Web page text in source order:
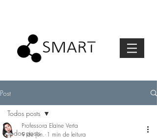
Post
Todos posts
Todos posts
Professora Elaine Verta
9 de jun. 1 min de leitura